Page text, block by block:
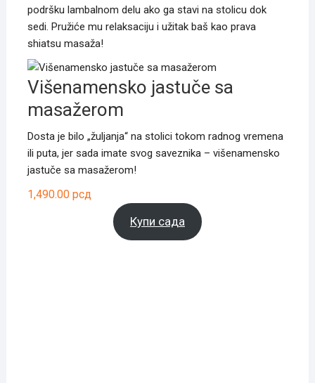
podršku lambalnom delu ako ga stavi na stolicu dok
sedi. Pružiće mu relaksaciju i užitak baš kao prava
shiatsu masaža!
Višenamensko jastuče sa
masažerom
Dosta je bilo „žuljanja“ na stolici tokom radnog vremena
ili puta, jer sada imate svog saveznika – višenamensko
jastuče sa masažerom!
1,490.00 рсд
Купи сада